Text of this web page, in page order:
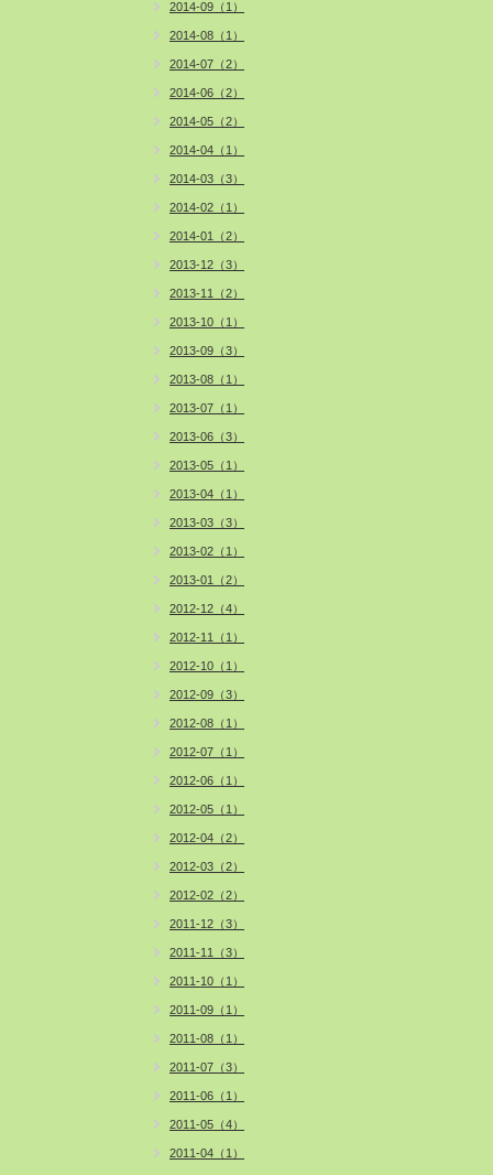
2014-09（1）
2014-08（1）
2014-07（2）
2014-06（2）
2014-05（2）
2014-04（1）
2014-03（3）
2014-02（1）
2014-01（2）
2013-12（3）
2013-11（2）
2013-10（1）
2013-09（3）
2013-08（1）
2013-07（1）
2013-06（3）
2013-05（1）
2013-04（1）
2013-03（3）
2013-02（1）
2013-01（2）
2012-12（4）
2012-11（1）
2012-10（1）
2012-09（3）
2012-08（1）
2012-07（1）
2012-06（1）
2012-05（1）
2012-04（2）
2012-03（2）
2012-02（2）
2011-12（3）
2011-11（3）
2011-10（1）
2011-09（1）
2011-08（1）
2011-07（3）
2011-06（1）
2011-05（4）
2011-04（1）